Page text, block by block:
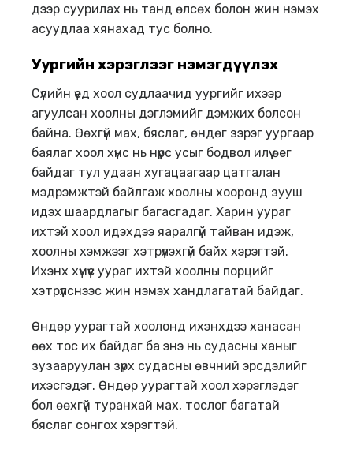
дээр суурилах нь танд өлсөх болон жин нэмэх
асуудлаа хянахад тус болно.
Уургийн хэрэглээг нэмэгдүүлэх
Сүүлийн үед хоол судлаачид уургийг ихээр
агуулсан хоолны дэглэмийг дэмжих болсон
байна. Өөхгүй мах, бяслаг, өндөг зэрэг уургаар
баялаг хоол хүнс нь нүүрс усыг бодвол илүү өег
байдаг тул удаан хугацаагаар цатгалан
мэдрэмжтэй байлгаж хоолны хооронд зууш
идэх шаардлагыг багасгадаг. Харин уураг
ихтэй хоол идэхдээ яаралгүй тайван идэж,
хоолны хэмжээг хэтрүүлэхгүй байх хэрэгтэй.
Ихэнх хүмүүс уураг ихтэй хоолны порцийг
хэтрүүлснээс жин нэмэх хандлагатай байдаг.
Өндөр уурагтай хоолонд ихэнхдээ ханасан
өөх тос их байдаг ба энэ нь судасны ханыг
зузааруулан зүрх судасны өвчний эрсдэлийг
ихэсгэдэг. Өндөр уурагтай хоол хэрэглэдэг
бол өөхгүй туранхай мах, тослог багатай
бяслаг сонгох хэрэгтэй.